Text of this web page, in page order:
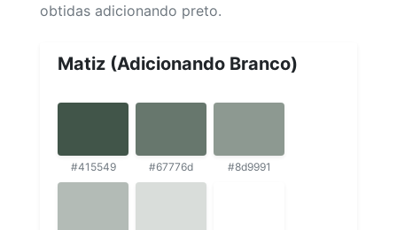
obtidas adicionando preto.
Matiz (Adicionando Branco)
#415549 #67776d #8d9991